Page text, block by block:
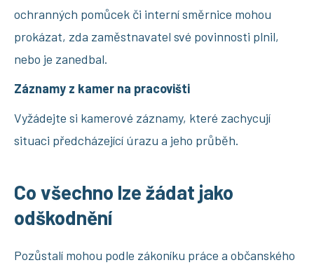
ochranných pomůcek či interní směrnice mohou
prokázat, zda zaměstnavatel své povinnosti plnil,
nebo je zanedbal.
Záznamy z kamer na pracovišti
Vyžádejte si kamerové záznamy, které zachycují
situaci předcházející úrazu a jeho průběh.
Co všechno lze žádat jako
odškodnění
Pozůstalí mohou podle zákoníku práce a občanského